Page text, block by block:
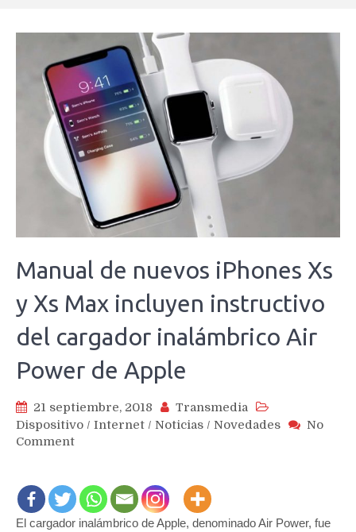
Manual de nuevos iPhones Xs
y Xs Max incluyen instructivo
del cargador inalámbrico Air
Power de Apple
21 septiembre, 2018
Transmedia
Dispositivo / Internet / Noticias / Novedades
No
Commenton
nuevos
iPhones
Xs
El cargador inalámbrico de Apple, denominado Air Power, fue